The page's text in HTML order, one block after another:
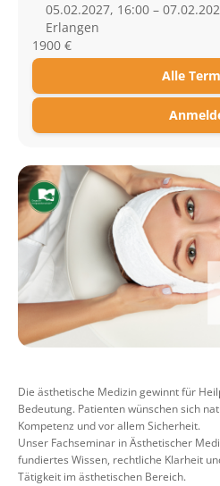
05.02.2027, 16:00 –
Erlangen
1900 €
Alle
Die ästhetische Medizin gewinnt für
Bedeutung. Patienten wünschen sich
Kompetenz und vor allem Sicherheit.
Unser Fachseminar in Ästhetischer
fundiertes Wissen, rechtliche Klarheit
Tätigkeit im ästhetischen Bereich.